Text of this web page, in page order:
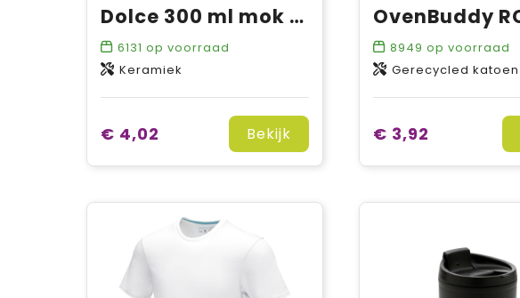
Dolce 300 ml mok van keramiek met matte afwerking
6131 op voorraad
Keramiek
€ 4,02 Bekijk
8949 op voorraad
Gerecycled katoen
€ 3,92